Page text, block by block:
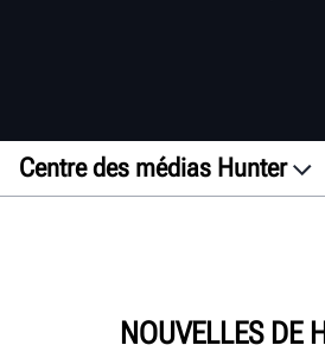
Centre des médias Hunter
Directives sur la marqueNOUVELLES DE